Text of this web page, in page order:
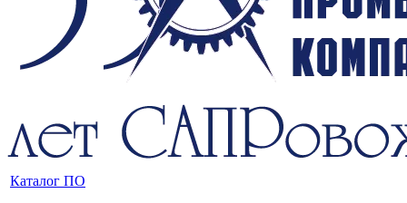
Каталог ПО